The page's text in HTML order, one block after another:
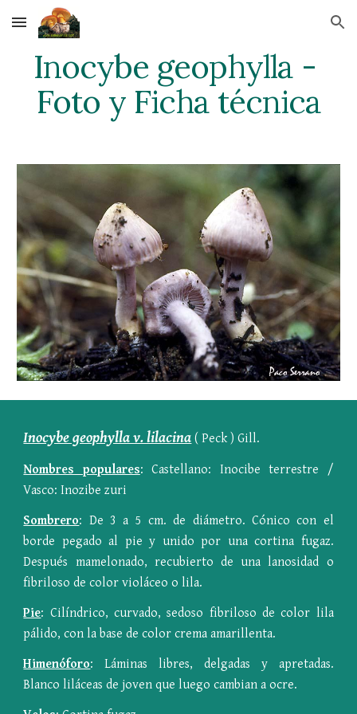
Skip to main content Skip to navigation
Inocybe geophylla -
Foto y Ficha técnica
Inocybe geophylla v. lilacina ( Peck ) Gill.
Nombres populares: Castellano: Inocibe terrestre /
Vasco: Inozibe zuri
Sombrero: De 3 a 5 cm. de diámetro. Cónico con el
borde pegado al pie y unido por una cortina fugaz.
Después mamelonado, recubierto de una lanosidad o
fibriloso de color violáceo o lila.
Pie: Cilíndrico, curvado, sedoso fibriloso de color lila
pálido, con la base de color crema amarillenta.
Himenóforo: Láminas libres, delgadas y apretadas.
Blanco liláceas de joven que luego cambian a ocre.